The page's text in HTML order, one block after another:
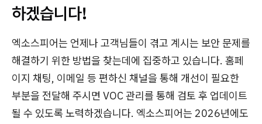
하겠습니다!
엑소스피어는 언제나 고객님들이 겪고 계시는 보안 문제를
해결하기 위한 방법을 찾는데에 집중하고 있습니다. 홈페
이지 채팅, 이메일 등 편하신 채널을 통해 개선이 필요한
부분을 전달해 주시면 VOC 관리를 통해 검토 후 업데이트
될 수 있도록 노력하겠습니다. 엑소스피어는 2026년에도